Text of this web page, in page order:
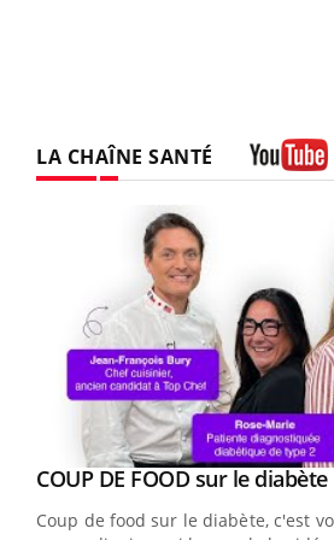
LA CHAÎNE SANTÉ
Youtube
COUP DE FOOD sur le diabète
Coup de food sur le diabète, c'est
Youtube
Quand l’entreprise mise sur le
"Les rendez-vous de la santé et de